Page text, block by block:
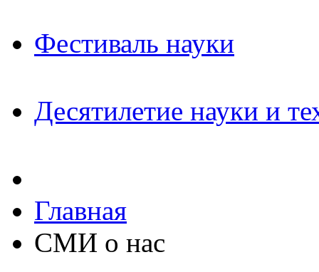
Фестиваль науки
Десятилетие науки и
Главная
СМИ о нас